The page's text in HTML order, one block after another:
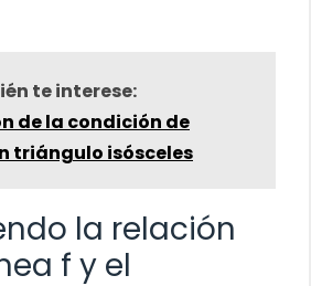
te interese:
de la condición de
triángulo isósceles
la relación
f y el